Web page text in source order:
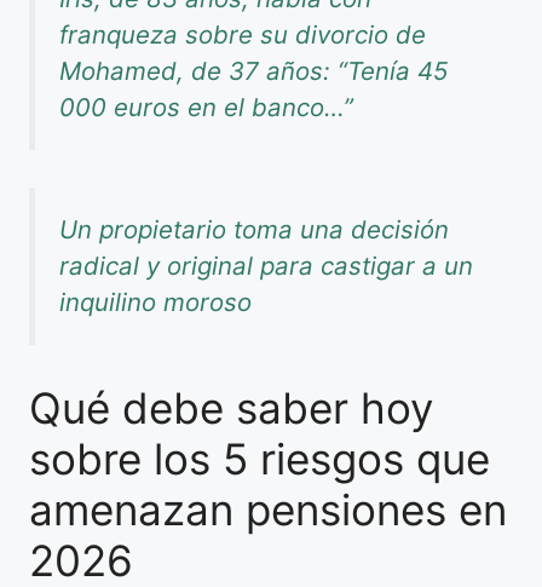
franqueza sobre su divorcio de
Mohamed, de 37 años: “Tenía 45
000 euros en el banco…”
Un propietario toma una decisión
radical y original para castigar a un
inquilino moroso
Qué debe saber hoy
sobre los 5 riesgos que
amenazan pensiones en
2026